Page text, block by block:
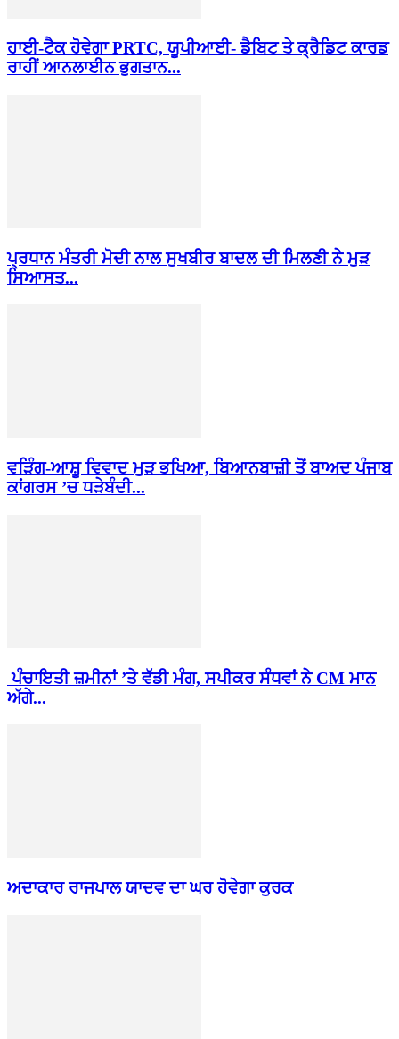
ਹਾਈ-ਟੈਕ ਹੋਵੇਗਾ PRTC, ਯੂਪੀਆਈ- ਡੈਬਿਟ ਤੇ ਕ੍ਰੈਡਿਟ ਕਾਰਡ
ਰਾਹੀਂ ਆਨਲਾਈਨ ਭੁਗਤਾਨ...
ਪ੍ਰਧਾਨ ਮੰਤਰੀ ਮੋਦੀ ਨਾਲ ਸੁਖਬੀਰ ਬਾਦਲ ਦੀ ਮਿਲਣੀ ਨੇ ਮੁੜ
ਸਿਆਸਤ...
ਵੜਿੰਗ-ਆਸ਼ੂ ਵਿਵਾਦ ਮੁੜ ਭਖਿਆ, ਬਿਆਨਬਾਜ਼ੀ ਤੋਂ ਬਾਅਦ ਪੰਜਾਬ
ਕਾਂਗਰਸ ’ਚ ਧੜੇਬੰਦੀ...
ਪੰਚਾਇਤੀ ਜ਼ਮੀਨਾਂ ’ਤੇ ਵੱਡੀ ਮੰਗ, ਸਪੀਕਰ ਸੰਧਵਾਂ ਨੇ CM ਮਾਨ
ਅੱਗੇ...
ਅਦਾਕਾਰ ਰਾਜਪਾਲ ਯਾਦਵ ਦਾ ਘਰ ਹੋਵੇਗਾ ਕੁਰਕ